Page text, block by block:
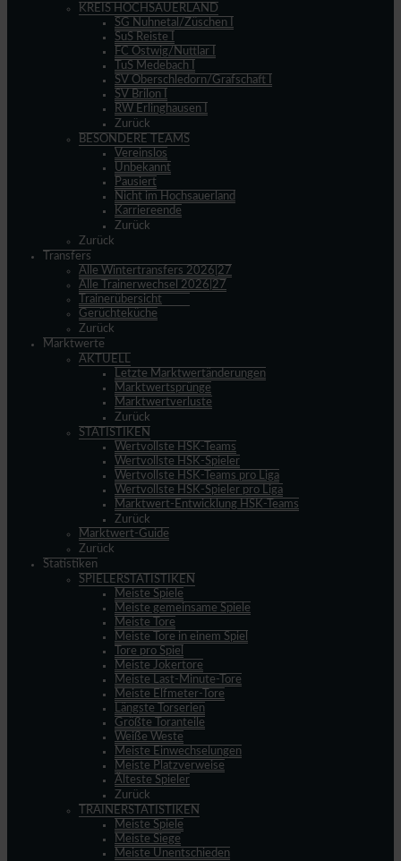
KREIS HOCHSAUERLAND
SG Nuhnetal/Züschen I
SuS Reiste I
FC Ostwig/Nuttlar I
TuS Medebach I
SV Oberschledorn/Grafschaft I
SV Brilon I
RW Erlinghausen I
Zurück
BESONDERE TEAMS
Vereinslos
Unbekannt
Pausiert
Nicht im Hochsauerland
Karriereende
Zurück
Zurück
Transfers
Alle Wintertransfers 2026|27
Alle Trainerwechsel 2026|27
Trainerübersicht
Gerüchteküche
Zurück
Marktwerte
AKTUELL
Letzte Marktwertänderungen
Marktwertsprünge
Marktwertverluste
Zurück
STATISTIKEN
Wertvollste HSK-Teams
Wertvollste HSK-Spieler
Wertvollste HSK-Teams pro Liga
Wertvollste HSK-Spieler pro Liga
Marktwert-Entwicklung HSK-Teams
Zurück
Marktwert-Guide
Zurück
Statistiken
SPIELERSTATISTIKEN
Meiste Spiele
Meiste gemeinsame Spiele
Meiste Tore
Meiste Tore in einem Spiel
Tore pro Spiel
Meiste Jokertore
Meiste Last-Minute-Tore
Meiste Elfmeter-Tore
Längste Torserien
Größte Toranteile
Weiße Weste
Meiste Einwechselungen
Meiste Platzverweise
Älteste Spieler
Zurück
TRAINERSTATISTIKEN
Meiste Spiele
Meiste Siege
Meiste Unentschieden